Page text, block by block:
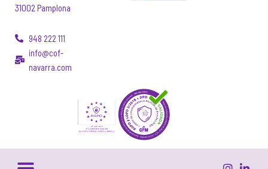
31002 Pamplona
948 222 111
info@cof-
navarra.com